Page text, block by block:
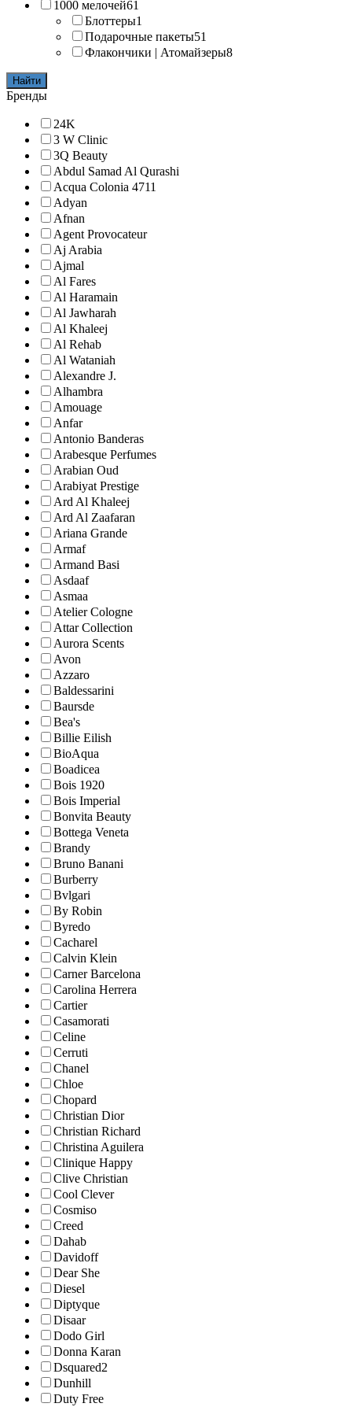
1000 мелочей61
Блоттеры1
Подарочные пакеты51
Флакончики | Атомайзеры8
Найти
Бренды
24K
3 W Clinic
3Q Beauty
Abdul Samad Al Qurashi
Acqua Colonia 4711
Adyan
Afnan
Agent Provocateur
Aj Arabia
Ajmal
Al Fares
Al Haramain
Al Jawharah
Al Khaleej
Al Rehab
Al Wataniah
Alexandre J.
Alhambra
Amouage
Anfar
Antonio Banderas
Arabesque Perfumes
Arabian Oud
Arabiyat Prestige
Ard Al Khaleej
Ard Al Zaafaran
Ariana Grande
Armaf
Armand Basi
Asdaaf
Asmaa
Atelier Cologne
Attar Collection
Aurora Scents
Avon
Azzaro
Baldessarini
Baursde
Bea's
Billie Eilish
BioAqua
Boadicea
Bois 1920
Bois Imperial
Bonvita Beauty
Bottega Veneta
Brandy
Bruno Banani
Burberry
Bvlgari
By Robin
Byredo
Cacharel
Calvin Klein
Carner Barcelona
Carolina Herrera
Cartier
Casamorati
Celine
Cerruti
Chanel
Chloe
Chopard
Christian Dior
Christian Richard
Christina Aguilera
Clinique Happy
Clive Christian
Cool Clever
Cosmiso
Creed
Dahab
Davidoff
Dear She
Diesel
Diptyque
Disaar
Dodo Girl
Donna Karan
Dsquared2
Dunhill
Duty Free